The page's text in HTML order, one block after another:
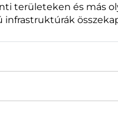
területeken és más